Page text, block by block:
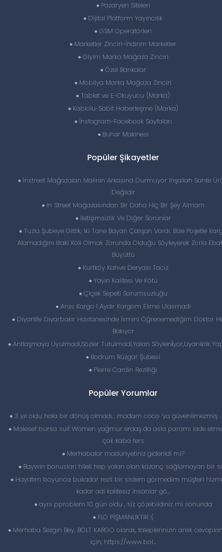
Pazaryeri Siteleri
Dijital Platform Yayıncılık
GSM Operatörleri
Marketler Zinciri-İndirim Marketler
Giyim Marka Mağaza Zinciri
Özel Bankalar
Mobilya Marka Mağaza Zinciri
Tablet ve E-Okuyucu (Marka)
Kablolu-Sabit Haberleşme (Marka)
İnstagram-Facebook Sayfaları
Buhar Makinesi
Popüler Şikayetler
İnstreet Mağazaları Malının Arkasınd Durmuyor Inşallah Sahte
Değildir
In Street Mağazasından Bir Daha Hiç Bir Şey Almam
İletişimsizlik Ve Diğer Sorunlar
Tuzla Şubeye Gittik, Iki Tane Bayan Çalışan Vardı. Bize Poşetle
Alamadığını Illaki Koli Olmak Zorunda Olduğu Söyleyerek Zorla
Büyüttü
Kurtköy Kahve Deryası Taciz
Yayın Kalitesi Ve Kötü
Çiçek Sepeti Sorumsuzluğu
Aras Kargo 1 Aydir Kargom Elime Ulasmadi
Diyarlife Diyarbakır Hastanesinde İsmini Öğrenemediğim Doktor
Bakıyor
Antlaşmaya Uyulmadi,Sözler Tutulmadi,Yalan Söyleni̇yor,Uyaniklik
Bodrum Rüzgar Şubesi
Pierre Cardin Rezilliği
Popüler Yorumlar
3 yıl oldu hala bir dönüş olmadı… madam coco ‘ya güvenilmezmiş
Malesef bursa suit Women yağmur erdaş da asla paramı iade
çok kaba ters
Merhabalar maduriyetiniz giderildi mi?
Baywin bonuslari hileli hep yalan olan kazanç sağlamayan bir
Hayatım boyunca bukadar rezil bir sistem görmedim müşteri
kadar adi kalitesiz insanlar gö...
aynı pproblem 10 gün oldu , siz çözebildiniz mi sonunda
FLO PİŞMANLIKTIR :(
Merhaba Sezgin Bey, BOLT KARGO olarak, taleplerinizin anlık
için; https://www.bol...